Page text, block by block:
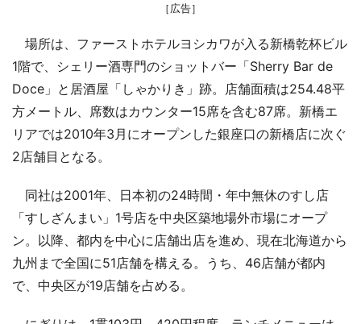
［広告］
場所は、ファーストホテルヨシカワが入る新橋乾杯ビル
1階で、シェリー酒専門のショットバー「Sherry Bar de
Doce」と居酒屋「しゃかりき」跡。店舗面積は254.48平
方メートル、席数はカウンター15席を含む87席。新橋エ
リアでは2010年3月にオープンした銀座口の新橋店に次ぐ
2店舗目となる。
同社は2001年、日本初の24時間・年中無休のすし店
「すしざんまい」1号店を中央区築地場外市場にオープ
ン。以降、都内を中心に店舗出店を進め、現在北海道から
九州まで全国に51店舗を構える。うち、46店舗が都内
で、中央区が19店舗を占める。